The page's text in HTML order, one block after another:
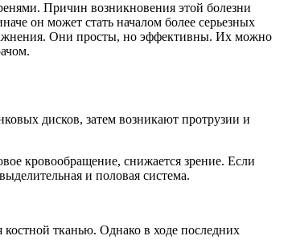
Причин возникновения этой болезни
он может стать началом более серьезных
Они просты, но эффективны. Их можно
дисков, затем возникают протрузии и
кровообращение, снижается зрение. Если
и половая система.
тканью. Однако в ходе последних